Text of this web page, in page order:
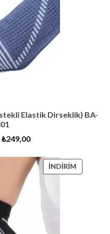
Elastik Dirseklik) BA-
₺249,00
İNDIRIM
ÜRÜN